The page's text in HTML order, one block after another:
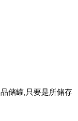
储罐,只要是所储存